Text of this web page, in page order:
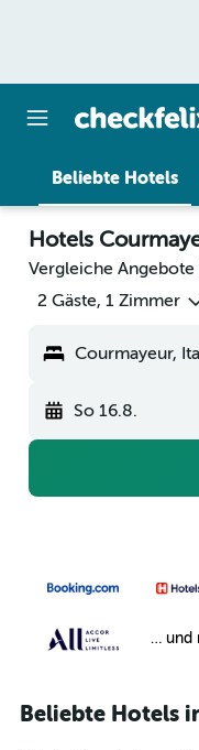
Beliebte Hotels
Hotels
Vergleiche
2 Gäste, 1 Zimmer
Courmayeur,
So 16.8.
… und
Beliebte Hotels